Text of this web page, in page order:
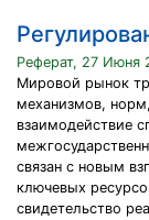
Реферат, 27 Июня
Мировой рынок
механизмов,
взаимодействие
связан с новым
ключевых
свидетельство